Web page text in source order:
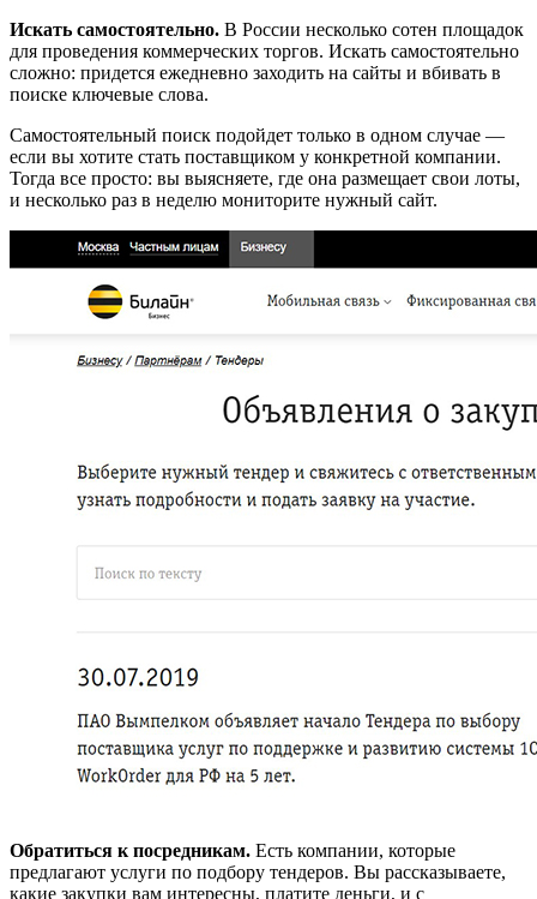
Искать самостоятельно. В России несколько сотен площадок
для проведения коммерческих торгов. Искать самостоятельно
сложно: придется ежедневно заходить на сайты и вбивать в
поиске ключевые слова.
Самостоятельный поиск подойдет только в одном случае —
если вы хотите стать поставщиком у конкретной компании.
Тогда все просто: вы выясняете, где она размещает свои лоты,
и несколько раз в неделю мониторите нужный сайт.
Обратиться к посредникам. Есть компании, которые
предлагают услуги по подбору тендеров. Вы рассказываете,
какие закупки вам интересны, платите деньги, и с